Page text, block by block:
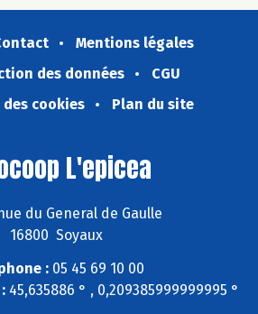
Mentions légales
des données
CGU
cookies
Plan du site
L'epicea
du General de Gaulle
16800 Soyaux
:05 45 69 10 00
45,635886 ° , 0,209385999999995 °